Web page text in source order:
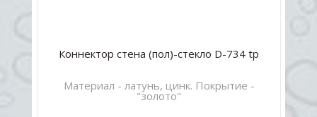
Коннектор стена (пол)-стекло D-734 tp
Материал - латунь, цинк. Покрытие -
"золото"